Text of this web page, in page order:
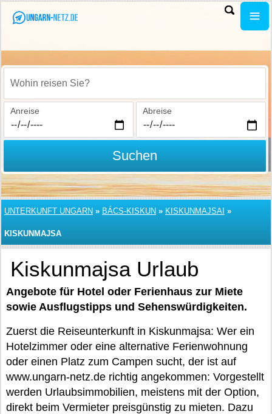
Wohin reisen Sie?
Anreise Abreise
Suchen
UNTERKUNFT UNGARN » BÁCS-KISKUN » KISKUNMAJSAI »
KISKUNMAJSA
Kiskunmajsa Urlaub
Angebote für Hotel oder Ferienhaus zur Miete
sowie Ausflugstipps und Sehenswürdigkeiten.
Zuerst die Reiseunterkunft in Kiskunmajsa: Wer ein
Hotelzimmer oder eine alternative Ferienwohnung
oder einen Platz zum Campen sucht, der ist auf
www.ungarn-netz.de richtig angekommen: Vorgestellt
werden Urlaubsimmobilien, meistens mit der Option,
direkt beim Vermieter preisgünstig zu mieten. Dazu